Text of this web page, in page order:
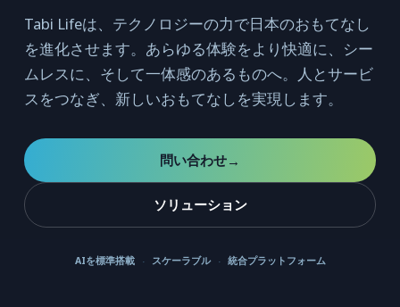
Tabi Lifeは、テクノロジーの力で日本のおもてなし
を進化させます。あらゆる体験をより快適に、シー
ムレスに、そして一体感のあるものへ。人とサービ
スをつなぎ、新しいおもてなしを実現します。
問い合わせ→
ソリューション
AIを標準搭載 スケーラブル 統合プラットフォーム